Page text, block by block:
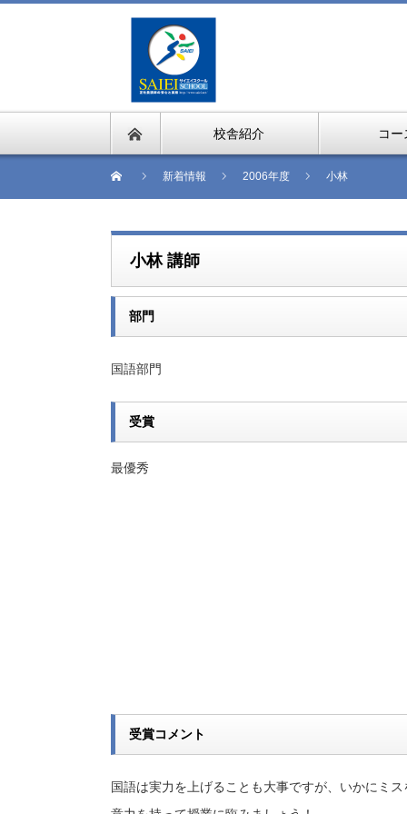
校舎紹介 コー
新着情報 2006年度 小林
小林 講師
部門
国語部門
受賞
最優秀
受賞コメント
国語は実力を上げることも大事ですが、いかにミ